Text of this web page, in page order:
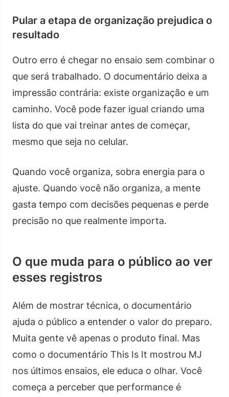
Pular a etapa de organização prejudica o
resultado
Outro erro é chegar no ensaio sem combinar o
que será trabalhado. O documentário deixa a
impressão contrária: existe organização e um
caminho. Você pode fazer igual criando uma
lista do que vai treinar antes de começar,
mesmo que seja no celular.
Quando você organiza, sobra energia para o
ajuste. Quando você não organiza, a mente
gasta tempo com decisões pequenas e perde
precisão no que realmente importa.
O que muda para o público ao ver
esses registros
Além de mostrar técnica, o documentário
ajuda o público a entender o valor do preparo.
Muita gente vê apenas o produto final. Mas
como o documentário This Is It mostrou MJ
nos últimos ensaios, ele educa o olhar. Você
começa a perceber que performance é